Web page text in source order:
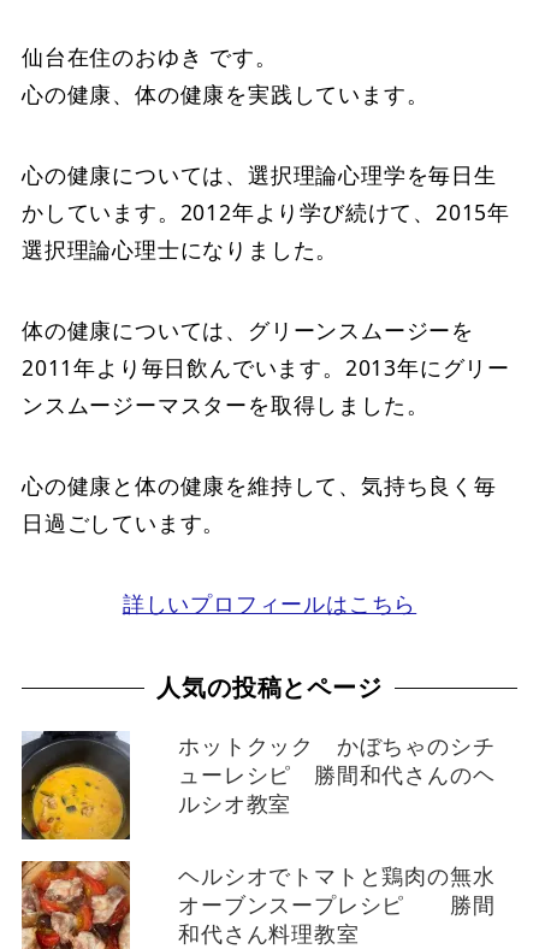
仙台在住のおゆき です。
心の健康、体の健康を実践しています。
心の健康については、選択理論心理学を毎日生
かしています。2012年より学び続けて、2015年
選択理論心理士になりました。
体の健康については、グリーンスムージーを
2011年より毎日飲んでいます。2013年にグリー
ンスムージーマスターを取得しました。
心の健康と体の健康を維持して、気持ち良く毎
日過ごしています。
詳しいプロフィールはこちら
人気の投稿とページ
ホットクック かぼちゃのシチ
ューレシピ 勝間和代さんのヘ
ルシオ教室
ヘルシオでトマトと鶏肉の無水
オーブンスープレシピ 勝間
和代さん料理教室